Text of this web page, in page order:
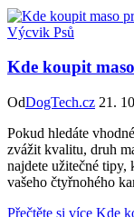
Výcvik Psů
Kde koupit
OdDogTech.cz 21.
Pokud hledáte
zvážit kvalitu, druh
najdete užitečné tipy,
vašeho čtyřnohého
Přečtěte si více Kde